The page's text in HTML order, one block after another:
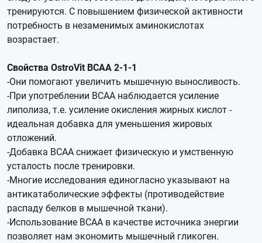
тренируются. С повышением физической активности
потребность в незаменимых аминокислотах
возрастает.
Свойства OstroVit BCAA 2-1-1
-Они помогают увеличить мышечную выносливость.
-При употреблении ВСАА наблюдается усиление
липолиза, т.е. усиление окисления жирных кислот -
идеальная добавка для уменьшения жировых
отложений.
-Добавка BCAA снижает физическую и умственную
усталость после тренировки.
-Многие исследования единогласно указывают на
антикатаболические эффекты (противодействие
распаду белков в мышечной ткани).
-Использование BCAA в качестве источника энергии
позволяет нам экономить мышечный гликоген.